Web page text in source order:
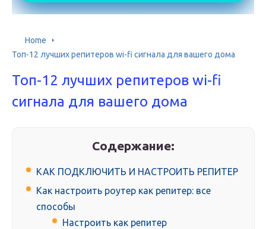
Home
Топ-12 лучших репитеров wi-fi сигнала для вашего дома
Топ-12 лучших репитеров wi-fi
сигнала для вашего дома
Содержание:
КАК ПОДКЛЮЧИТЬ И НАСТРОИТЬ РЕПИТЕР
Как настроить роутер как репитер: все
способы
Настроить как репитер